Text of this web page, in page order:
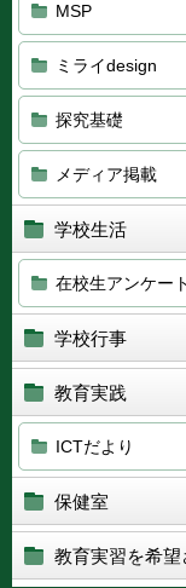
MSP
ミライdesign
探究基礎
メディア掲載
学校生活
在校生アンケート
学校行事
教育実践
ICTだより
保健室
教育実習を希